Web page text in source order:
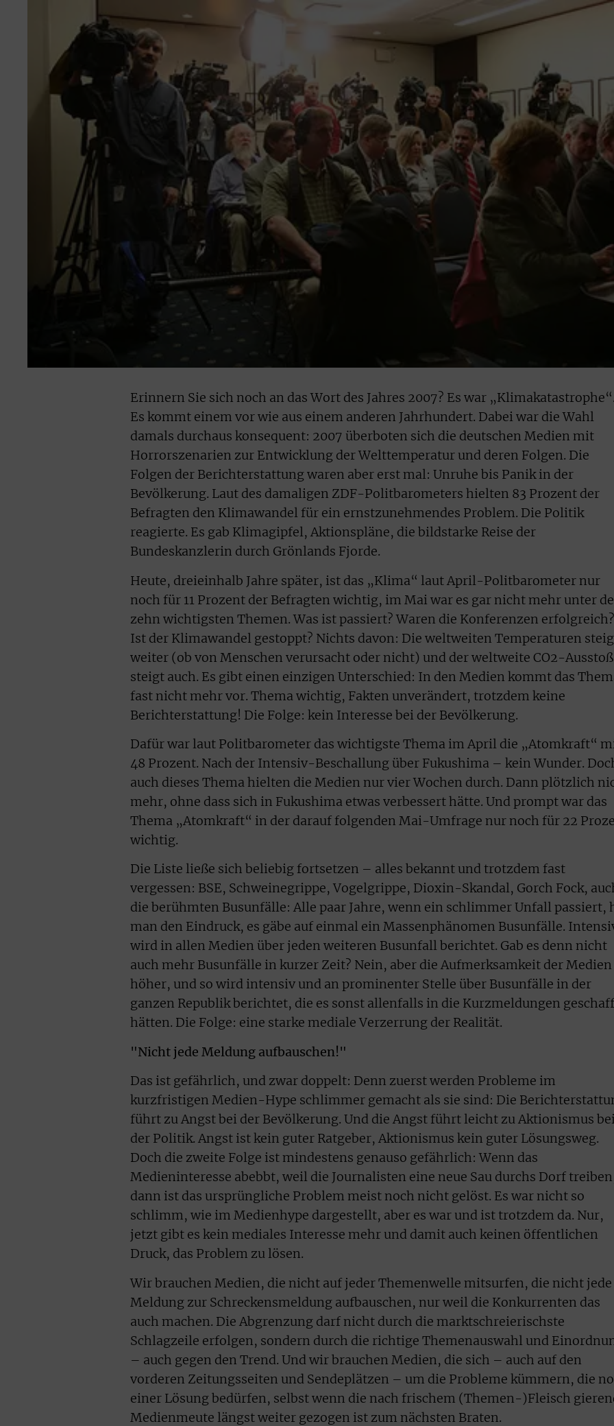
Erinnern Sie sich noch an das Wort des Jahres 2007? Es war „Klimakatastrophe“.
Es kommt einem vor wie aus einem anderen Jahrhundert. Dabei war die Wahl
damals durchaus konsequent: 2007 überboten sich die deutschen Medien mit
Horrorszenarien zur Entwicklung der Welttemperatur und deren Folgen. Die
Folgen der Berichterstattung waren aber erst mal: Unruhe bis Panik in der
Bevölkerung. Laut des damaligen ZDF-Politbarometers hielten 83 Prozent der
Befragten den Klimawandel für ein ernstzunehmendes Problem. Die Politik
reagierte. Es gab Klimagipfel, Aktionspläne, die bildstarke Reise der
Bundeskanzlerin durch Grönlands Fjorde.
Heute, dreieinhalb Jahre später, ist das „Klima“ laut April-Politbarometer nur
noch für 11 Prozent der Befragten wichtig, im Mai war es gar nicht mehr unter
zehn wichtigsten Themen. Was ist passiert? Waren die Konferenzen erfolgreich?
Ist der Klimawandel gestoppt? Nichts davon: Die weltweiten Temperaturen
weiter (ob von Menschen verursacht oder nicht) und der weltweite CO2-Ausstoß
steigt auch. Es gibt einen einzigen Unterschied: In den Medien kommt das
fast nicht mehr vor. Thema wichtig, Fakten unverändert, trotzdem keine
Berichterstattung! Die Folge: kein Interesse bei der Bevölkerung.
Dafür war laut Politbarometer das wichtigste Thema im April die „Atomkraft“
48 Prozent. Nach der Intensiv-Beschallung über Fukushima – kein Wunder.
auch dieses Thema hielten die Medien nur vier Wochen durch. Dann plötzlich
mehr, ohne dass sich in Fukushima etwas verbessert hätte. Und prompt war das
Thema „Atomkraft“ in der darauf folgenden Mai-Umfrage nur noch für 22
wichtig.
Die Liste ließe sich beliebig fortsetzen – alles bekannt und trotzdem fast
vergessen: BSE, Schweinegrippe, Vogelgrippe, Dioxin-Skandal, Gorch Fock,
die berühmten Busunfälle: Alle paar Jahre, wenn ein schlimmer Unfall passiert,
man den Eindruck, es gäbe auf einmal ein Massenphänomen Busunfälle.
wird in allen Medien über jeden weiteren Busunfall berichtet. Gab es denn nicht
auch mehr Busunfälle in kurzer Zeit? Nein, aber die Aufmerksamkeit der
höher, und so wird intensiv und an prominenter Stelle über Busunfälle in der
ganzen Republik berichtet, die es sonst allenfalls in die Kurzmeldungen
hätten. Die Folge: eine starke mediale Verzerrung der Realität.
"Nicht jede Meldung aufbauschen!"
Das ist gefährlich, und zwar doppelt: Denn zuerst werden Probleme im
kurzfristigen Medien-Hype schlimmer gemacht als sie sind: Die
führt zu Angst bei der Bevölkerung. Und die Angst führt leicht zu Aktionismus bei
der Politik. Angst ist kein guter Ratgeber, Aktionismus kein guter Lösungsweg.
Doch die zweite Folge ist mindestens genauso gefährlich: Wenn das
Medieninteresse abebbt, weil die Journalisten eine neue Sau durchs Dorf
dann ist das ursprüngliche Problem meist noch nicht gelöst. Es war nicht so
schlimm, wie im Medienhype dargestellt, aber es war und ist trotzdem da. Nur,
jetzt gibt es kein mediales Interesse mehr und damit auch keinen öffentlichen
Druck, das Problem zu lösen.
Wir brauchen Medien, die nicht auf jeder Themenwelle mitsurfen, die nicht jede
Meldung zur Schreckensmeldung aufbauschen, nur weil die Konkurrenten das
auch machen. Die Abgrenzung darf nicht durch die marktschreierischste
Schlagzeile erfolgen, sondern durch die richtige Themenauswahl und
– auch gegen den Trend. Und wir brauchen Medien, die sich – auch auf den
vorderen Zeitungsseiten und Sendeplätzen – um die Probleme kümmern, die
einer Lösung bedürfen, selbst wenn die nach frischem (Themen-)Fleisch
Medienmeute längst weiter gezogen ist zum nächsten Braten.